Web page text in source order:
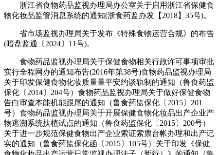
浙江省食物药品监视办理局办公室关于启用浙江省保健食
物化妆品监管消息系统的通知(浙食药监办发【2018】35号)。
省市场监视办理局关于发布《特殊食物运营合规》的布告
(暗盘监通〔2024〕11号)。
食物药品监视办理局关于保健食物相关行政许可事项审批
实行全程网办的通知布告(2016年第38号)食物药品监视办理局
关于印发保健食物化妆质量量平安约谈轨制的通知（鲁食药监
保化〔2014〕204号）食物药品监视办理局关于做好保健食物
告白审查本能机能跟尾的通知（鲁食药监保化〔2015〕201
号）食物药品监视办理局关于开展保健食物化妆品出产企业产
物逃溯系统扶植试点的通知（鲁食药监保化〔2015〕200号）
关于进一步规范保健食物出产企业索证索票台帐办理和出产记
实的通知（鲁食药监保化函〔2015〕105号）关于印发《保健